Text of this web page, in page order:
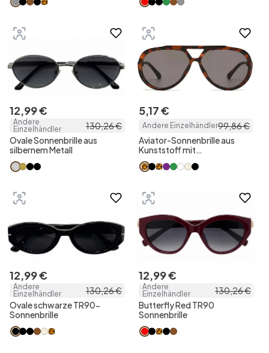
12,99€
Andere
Einzelhändler
130,26€
Ovale Sonnenbrille aus
silbernem Metall
5,17€
Andere Einzelhändler99,86€
Aviator-Sonnenbrille aus
Kunststoff mit
Schildpattmuster
12,99€
Andere
Einzelhändler
130,26€
Ovale schwarze TR90-
Sonnenbrille
12,99€
Andere
Einzelhändler
130,26€
Butterfly Red TR90
Sonnenbrille